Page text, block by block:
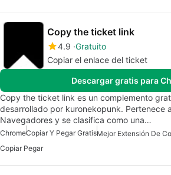
Copy the ticket link
4.9 Gratuito
Copiar el enlace del ticket
Descargar gratis para
Copy the ticket link es un complemento
desarrollado por kuronekopunk. Pertenece
Navegadores y se clasifica como una…
ChromeCopiar Y Pegar Gratis
Copiar Pegar